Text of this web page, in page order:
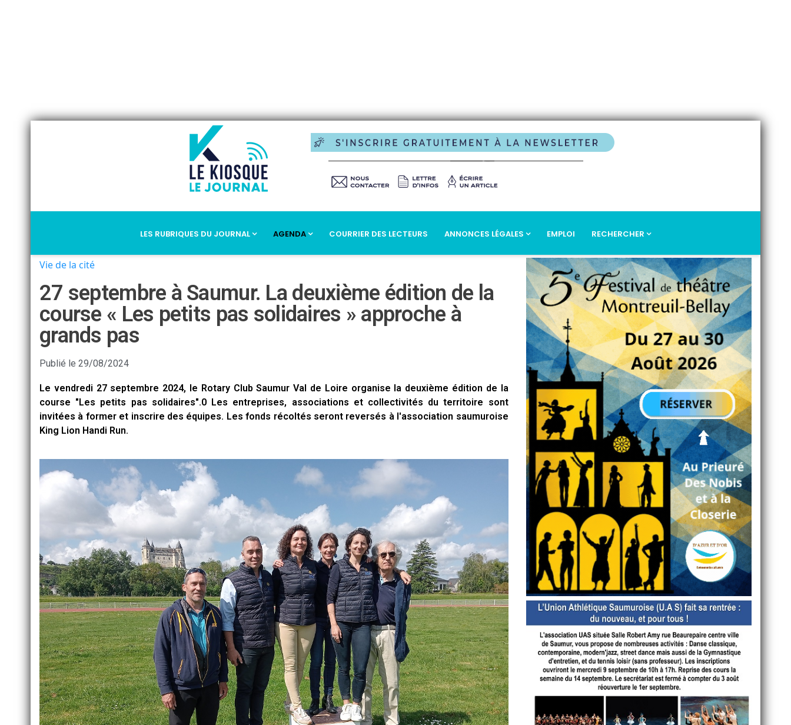
LES RUBRIQUES DU JOURNAL AGENDA COURRIER DES LECTEURS ANNONCES LÉGALES EMPLOI RECHERCHER
Vie de la cité
27 septembre à Saumur. La deuxième édition de la
course « Les petits pas solidaires » approche à
grands pas
Publié le 29/08/2024
Le vendredi 27 septembre 2024, le Rotary Club Saumur Val de Loire organise la deuxième édition de la
course "Les petits pas solidaires".0 Les entreprises, associations et collectivités du territoire sont
invitées à former et inscrire des équipes. Les fonds récoltés seront reversés à l'association saumuroise
King Lion Handi Run.